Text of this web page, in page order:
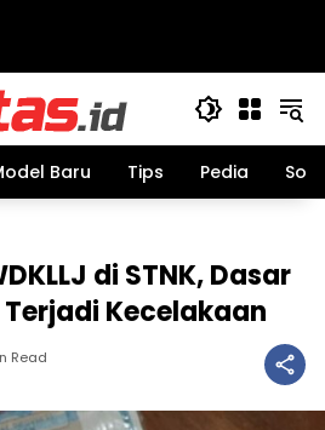
Baru Tips Pedia
di STNK, Dasar
Kecelakaan
Read